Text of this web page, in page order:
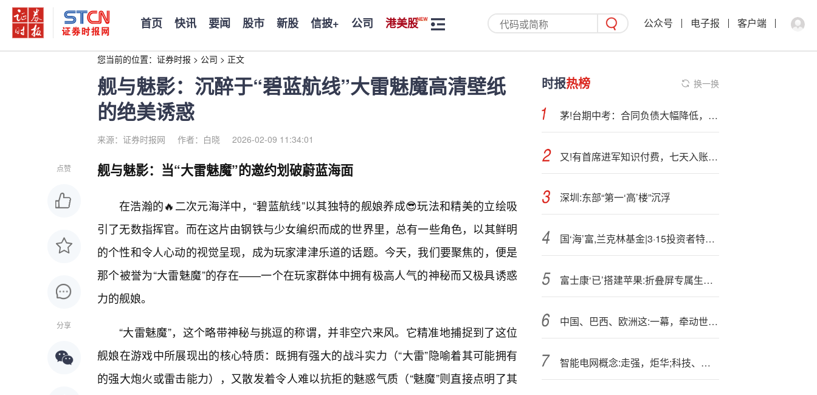
首页 快讯 要闻 股市 新股 信披+ 公司 港美股 公众号 电子报 客户端
您当前的位置： 证券时报 > 公司 > 正文
舰与魅影：沉醉于“碧蓝航线”大雷魅魔高清壁纸
的绝美诱惑
来源：证券时报网 作者：白晓 2026-02-09 11:34:01
点赞
分享
舰与魅影：当“大雷魅魔”的邀约划破蔚蓝海面
在浩瀚的🔥二次元海洋中，“碧蓝航线”以其独特的舰娘养成😎玩法和精美的立绘吸
引了无数指挥官。而在这片由钢铁与少女编织而成的世界里，总有一些角色，以其鲜明
的个性和令人心动的视觉呈现，成为玩家津津乐道的话题。今天，我们要聚焦的，便是
那个被誉为“大雷魅魔”的存在——一个在玩家群体中拥有极高人气的神秘而又极具诱惑
力的舰娘。
“大雷魅魔”，这个略带神秘与挑逗的称谓，并非空穴来风。它精准地捕捉到了这位
舰娘在游戏中所展现出的核心特质：既拥有强大的战斗实力（“大雷”隐喻着其可能拥有
的强大炮火或雷击能力），又散发着令人难以抗拒的魅惑气质（“魅魔”则直接点明了其
时报热榜 换一换
茅!台期中考：合同负债大幅降低，系列酒二季度负增长
又!有首席进军知识付费，七天入账近700万！
深圳:东部“第一‘高’楼”沉浮
国‘海’富,兰克林基金|3·15投资者特别提醒：警惕AI换脸骗局 警惕退税诈骗
富士康‘已’搭建苹果:折叠屏专属生产线：屏幕无折痕
中国、巴西、欧洲这:一幕，牵动世界大棋局
智能电网概念:走强，炬华;科技、中利集团、三星医疗、摩恩电气涨停